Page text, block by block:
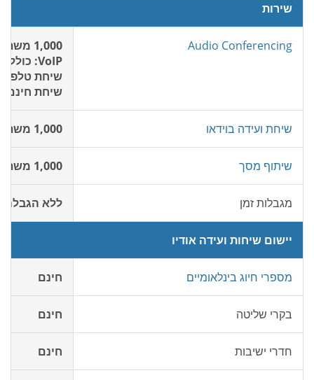
שירות
Audio Conferencing
1,000 משתתפים חינם
VoIP: כולל
שיחת
שיחת חינם: 2¢/דקה
שיחת ועידה בוידאו 1,000 משתתפים חינם
שיתוף מסך 1,000 משתתפים חינם
מגבלות זמן ללא הגבלה
יישום שיחות ועידה אודיו
מספרי חיוג בינלאומיים חינם
בקרי שליטה חינם
חדרי ישיבות חינם